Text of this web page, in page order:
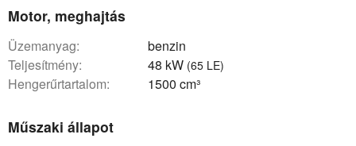
Motor, meghajtás
üzemanyag:
benzin
teljesítmény:
48 kW (65 LE)
hengerűrtartalom: 1500 cm³
Műszaki állapot